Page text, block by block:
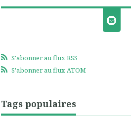
S'abonner au flux RSS
S'abonner au flux ATOM
Tags populaires